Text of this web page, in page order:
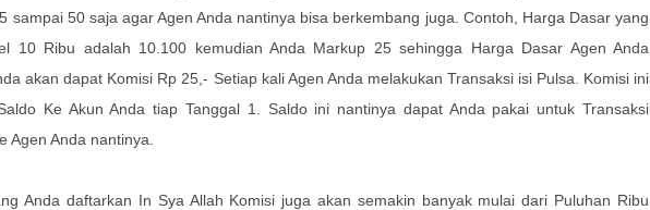
sampai 50 saja agar Agen Anda nantinya bisa berkembang juga. Contoh,
Harga Dasar yang
10 Ribu adalah 10.100 kemudian Anda Markup 25sehingga Harga Dasar Agen Anda
akan dapat Komisi Rp 25,- Setiap kali Agen Anda melakukan Transaksi isi Pulsa. Komisi ini
Ke Akun Anda tiap Tanggal 1. Saldo ini nantinya dapat Anda pakai untuk Transaksi
Agen Anda nantinya.
Anda daftarkan In Sya Allah Komisi juga akan semakin banyak mulai dari Puluhan Ribu